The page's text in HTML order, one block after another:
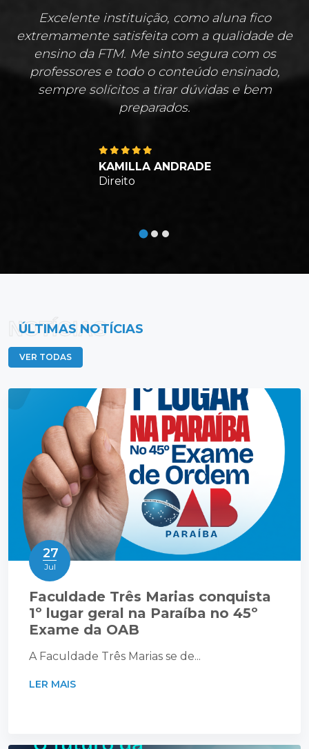
Excelente instituição, como aluna fico
extremamente satisfeita com a qualidade de
ensino da FTM. Me sinto segura com os
professores e todo o conteúdo ensinado,
sempre solícitos a tirar dúvidas e bem
preparados.
KAMILLA ANDRADE
Direito
ÚLTIMAS NOTÍCIAS
NOTÍCIAS
VER TODAS
27
Jul
Faculdade Três Marias conquista
1º lugar geral na Paraíba no 45º
Exame da OAB
A Faculdade Três Marias se de...
LER MAIS